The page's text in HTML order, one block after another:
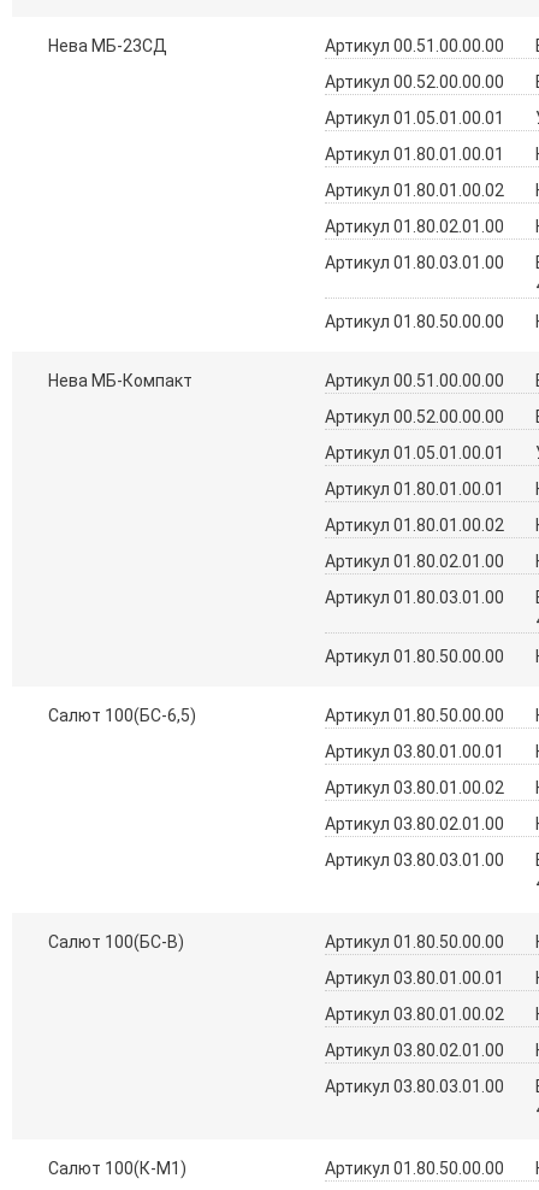
Нева МБ-23СД Артикул 00.51.00.00.00
Артикул 00.52.00.00.00
Артикул 01.05.01.00.01
Артикул 01.80.01.00.01
Артикул 01.80.01.00.02
Артикул 01.80.02.01.00
Артикул 01.80.03.01.00
Артикул 01.80.50.00.00
Нева МБ-Компакт Артикул 00.51.00.00.00
Артикул 00.52.00.00.00
Артикул 01.05.01.00.01
Артикул 01.80.01.00.01
Артикул 01.80.01.00.02
Артикул 01.80.02.01.00
Артикул 01.80.03.01.00
Артикул 01.80.50.00.00
Салют 100(БС-6,5) Артикул 01.80.50.00.00
Артикул 03.80.01.00.01
Артикул 03.80.01.00.02
Артикул 03.80.02.01.00
Артикул 03.80.03.01.00
Салют 100(БС-В) Артикул 01.80.50.00.00
Артикул 03.80.01.00.01
Артикул 03.80.01.00.02
Артикул 03.80.02.01.00
Артикул 03.80.03.01.00
Салют 100(К-М1) Артикул 01.80.50.00.00